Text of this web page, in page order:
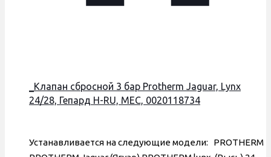
_Клапан сбросной 3 бар Protherm Jaguar, Lynx
24/28, Гепард H-RU, MEC, 0020118734
Устанавливается на следующие модели: PROTHERM